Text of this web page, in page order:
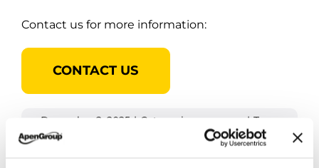
Contact us for more information:
CONTACT US
December 2, 2025 | Categories: | Tags:
apengroup
caringfortheenvironment,lk,LKN